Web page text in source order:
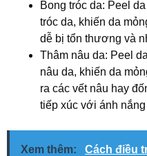
Bong tróc da: Peel
tróc da, khiến da
dễ bị tổn thương và
Thâm nâu da: Peel
nâu da, khiến da
ra các vết nâu hay
tiếp xúc với ánh
Xem thêm:
Cách điều